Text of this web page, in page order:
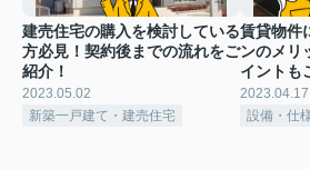
建売住宅の購入を検討している
方必見！契約後までの流れをご
紹介！
2023.05.02
新築一戸建て・建売住宅
賃貸物件
ンのメリ
イントも
2023.04.17
設備・仕